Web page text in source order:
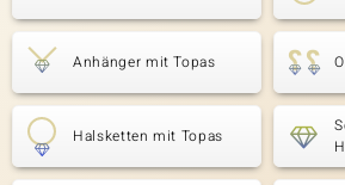
Anhänger mit Topas
Halsketten mit Topas